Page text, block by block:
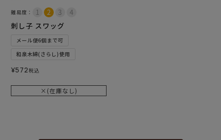
難易度：
刺し子 スワッグ
メール便6個まで可
和泉木綿(さらし)使用
¥572税込
×(在庫なし)